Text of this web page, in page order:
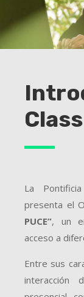
Class
La
presenta el
PUCE”, un
acceso a
Entre sus
interacción